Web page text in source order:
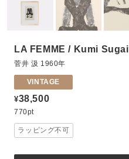
LA FEMME / Kumi Sugai
菅井 汲 1960年
VINTAGE
¥38,500
770pt
ラッピング不可